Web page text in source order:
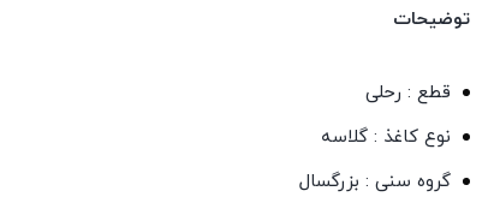
توضیحات
قطع : رحلی
نوع کاغذ : گلاسه
گروه سنی : بزرگسال